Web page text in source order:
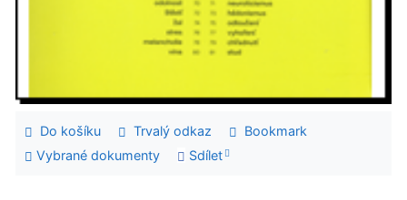
Do košíku Trvalý odkaz
Bookmark
Vybrané dokumenty
Sdílet